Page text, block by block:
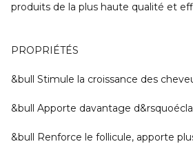
produits de la plus haute qualité et
PROPRIÉTÉS
&bull Stimule la croissance des
&bull Apporte davantage
&bull Renforce le follicule, apporte